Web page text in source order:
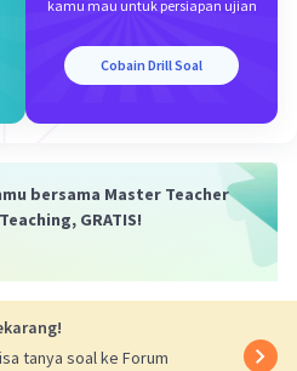
kamu mau untuk persiapan ujian
Cobain Drill Soal
bersama Master Teacher
GRATIS!
tanya soal ke Forum